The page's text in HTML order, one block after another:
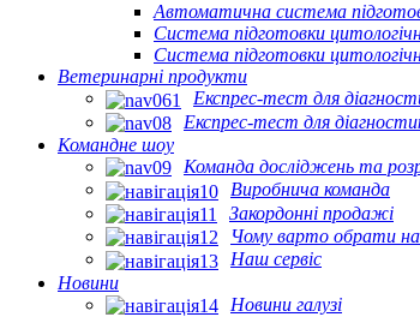
Автоматична система
Система підготовки
Система підготовки
Ветеринарні продукти
Експрес-тест для
Експрес-тест для
Командне шоу
Команда досліджень та
Виробнича команда
Закордонні продажі
Чому варто обрати
Наш сервіс
Новини
Новини галузі